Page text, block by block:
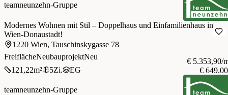
teamneunzehn-Gruppe
Modernes Wohnen mit Stil – Doppelhaus und Einfamilienhaus in
Wien-Donaustadt!
1220 Wien, Tauschinskygasse 78
FreiflächeNeubauprojektNeu
121,22m² 5Zi. EG
€ 5.353,90/
€
teamneunzehn-Gruppe